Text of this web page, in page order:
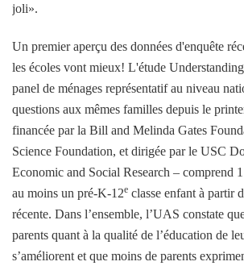
joli».
Un premier aperçu des données d'enquête
les écoles vont mieux! L'étude
panel de ménages représentatif au niveau
questions aux mêmes familles depuis le
financée par la Bill and Melinda Gates
Science Foundation, et dirigée par le USC
Economic and Social Research – comprend
au moins un pré-K-12e classe enfant à partir
récente. Dans l’ensemble, l’UAS constate
parents quant à la qualité de l’éducation de
s’améliorent et que moins de parents